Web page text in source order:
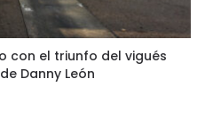
con el triunfo del vigués
Danny León